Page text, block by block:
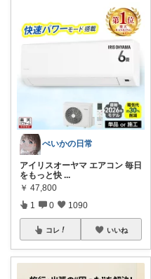
ぺいかの日常
アイリスオーヤマ エアコン 毎日
をもっと快 ...
￥ 47,800
1 0 1090
コレ いいね